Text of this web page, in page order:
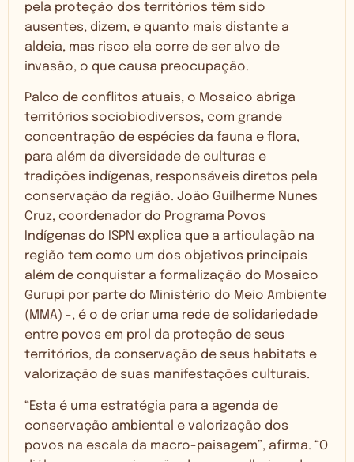
pela proteção dos territórios têm sido
ausentes, dizem, e quanto mais distante a
aldeia, mas risco ela corre de ser alvo de
invasão, o que causa preocupação.
Palco de conflitos atuais, o Mosaico abriga
territórios sociobiodiversos, com grande
concentração de espécies da fauna e flora,
para além da diversidade de culturas e
tradições indígenas, responsáveis diretos pela
conservação da região. João Guilherme Nunes
Cruz, coordenador do Programa Povos
Indígenas do ISPN explica que a articulação na
região tem como um dos objetivos principais –
além de conquistar a formalização do Mosaico
Gurupi por parte do Ministério do Meio Ambiente
(MMA) -, é o de criar uma rede de solidariedade
entre povos em prol da proteção de seus
territórios, da conservação de seus habitats e
valorização de suas manifestações culturais.
“Esta é uma estratégia para a agenda de
conservação ambiental e valorização dos
povos na escala da macro-paisagem”, afirma. “O